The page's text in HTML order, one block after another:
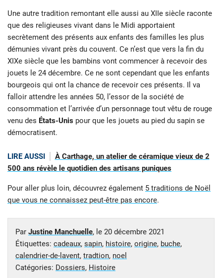
Une autre tradition remontant elle aussi au XIIe siècle raconte
que des religieuses vivant dans le Midi apportaient
secrètement des présents aux enfants des familles les plus
démunies vivant près du couvent. Ce n’est que vers la fin du
XIXe siècle que les bambins vont commencer à recevoir des
jouets le 24 décembre. Ce ne sont cependant que les enfants
bourgeois qui ont la chance de recevoir ces présents. Il va
falloir attendre les années 50, l’essor de la société de
consommation et l’arrivée d’un personnage tout vêtu de rouge
venu des États-Unis pour que les jouets au pied du sapin se
démocratisent.
LIRE AUSSI
À Carthage, un atelier de céramique vieux de 2
500 ans révèle le quotidien des artisans puniques
Pour aller plus loin, découvrez également 5 traditions de Noël
que vous ne connaissez peut-être pas encore.
Par Justine Manchuelle, le 20 décembre 2021
Étiquettes: cadeaux, sapin, histoire, origine, buche,
calendrier-de-lavent, tradtion, noel
Catégories: Dossiers, Histoire